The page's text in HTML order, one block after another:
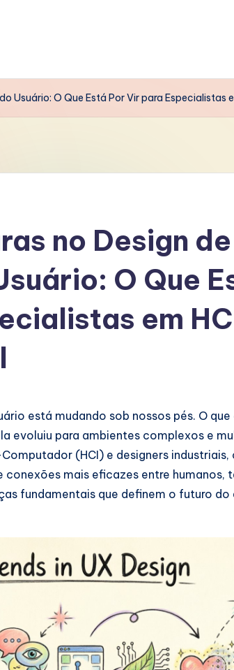
Usuário: O Que Está Por Vir para Especialistas
no Design de
O Que
em
está mudando sob nossos pés. O
evoluiu para ambientes complexos e
(HCI) e designers
mais eficazes entre humanos,
fundamentais que definem o futuro do